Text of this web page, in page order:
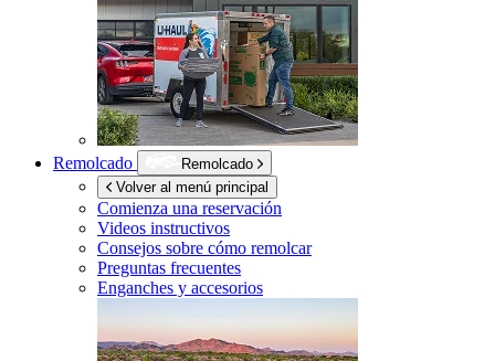
Remolcado
Remolcado
Volver al menú principal
Comienza una reservación
Videos instructivos
Consejos sobre cómo remolcar
Preguntas frecuentes
Enganches y accesorios